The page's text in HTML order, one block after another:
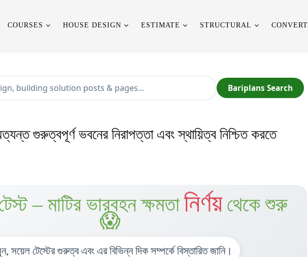
COURSES HOUSE DESIGN ESTIMATE STRUCTURAL CONVERT
Bariplans Search
গুরুত্বপূর্ণ ভবনের নিরাপত্তা এবং স্থায়িত্ব নিশ্চিত করতে
– মাটির ভারবহন ক্ষমতানির্ণয় থেকে শুরু
😱
সয়েল টেস্টের গুরুত্ব এবং এর বিভিন্ন দিক সম্পর্কে বিস্তারিত জানি।